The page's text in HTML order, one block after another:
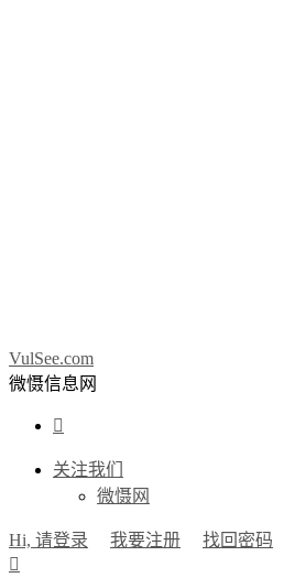
VulSee.com
微慑信息网

关注我们
微慑网
Hi, 请登录 我要注册
找回密码
